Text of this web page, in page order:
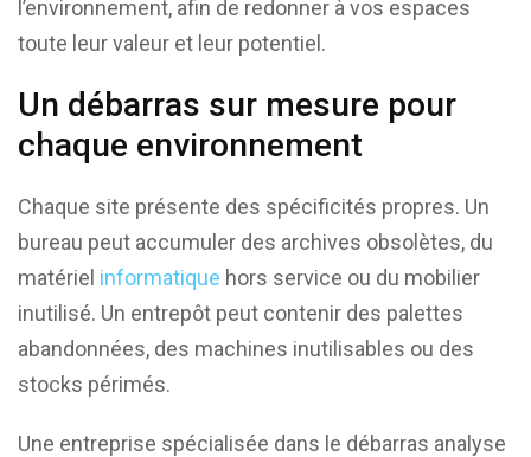
l’environnement, afin de redonner à vos espaces
toute leur valeur et leur potentiel.
Un débarras sur mesure pour
chaque environnement
Chaque site présente des spécificités propres. Un
bureau peut accumuler des archives obsolètes, du
matériel informatique hors service ou du mobilier
inutilisé. Un entrepôt peut contenir des palettes
abandonnées, des machines inutilisables ou des
stocks périmés.
Une entreprise spécialisée dans le débarras analyse